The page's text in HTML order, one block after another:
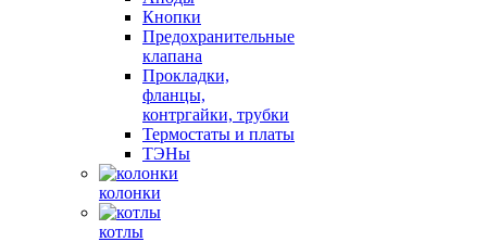
Кнопки
Предохранительные
клапана
Прокладки,
фланцы,
контргайки, трубки
Термостаты и платы
ТЭНы
колонки
котлы